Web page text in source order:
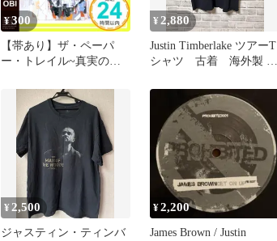
¥300
【帯あり】ザ・ペーパ
ー・トレイル~真実の行
ビーツ? ジェイ・Z? ジョ
ン・レジェンド? ジャス
ティン・ティンバーレイ
ク? リュダクリス? リアー
ナ? アッシャー? カニエ・
ウェスト? B.o.B; リル・
ウェイン_07
¥ 2,880
Justin Timberlake ツアーT
シャツ 古着 海外製 S
¥2,500
ジャスティン・ティンバ
¥2,200
James Brown / Justin